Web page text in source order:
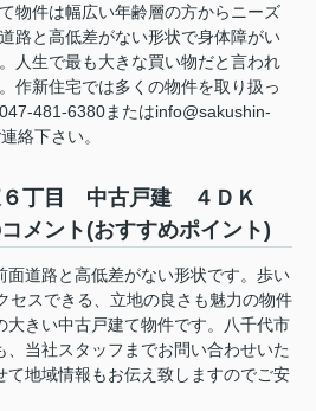
物件は幅広い年齢層の方からニーズ
路と高低差がない形状で身体障がい
人生で最も大きな買い物だと言われ
作新住宅では多くの物件を取り扱っ
481-6380またはinfo@sakushin-
絡下さい。
６丁目 中古戸建 ４ＤＫ
メント(おすすめポイント)
面道路と高低差がない形状です。歩い
セスできる、立地の良さも魅力の物件
大きい中古戸建て物件です。八千代市
、当社スタッフまでお問い合わせいた
て地域情報もお伝え致しますのでご安